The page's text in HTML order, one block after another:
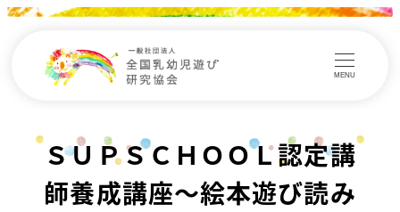
MENU
ＳＵＰＳＣＨＯＯＬ認定講
師養成講座～絵本遊び読み